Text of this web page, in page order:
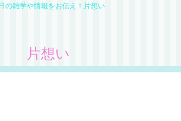
の雑学や情報をお伝え！片想い
片想い